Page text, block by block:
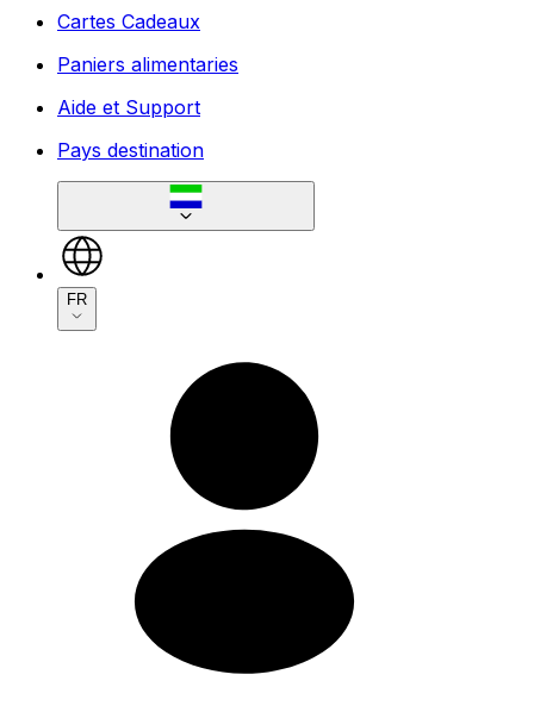
Cartes Cadeaux
Paniers alimentaries
Aide et Support
Pays destination
FR